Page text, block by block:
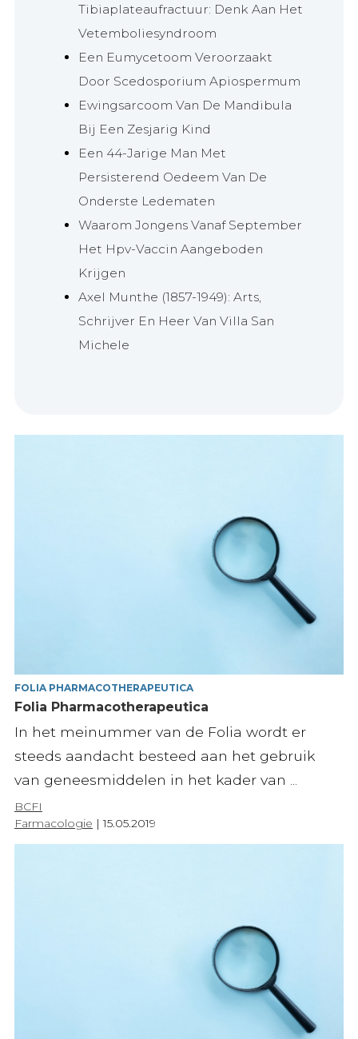
Tibiaplateaufractuur: Denk Aan Het
Vetemboliesyndroom
Een Eumycetoom Veroorzaakt
Door Scedosporium Apiospermum
Ewingsarcoom Van De Mandibula
Bij Een Zesjarig Kind
Een 44-Jarige Man Met
Persisterend Oedeem Van De
Onderste Ledematen
Waarom Jongens Vanaf September
Het Hpv-Vaccin Aangeboden
Krijgen
Axel Munthe (1857-1949): Arts,
Schrijver En Heer Van Villa San
Michele
FOLIA PHARMACOTHERAPEUTICA
Folia Pharmacotherapeutica
In het meinummer van de Folia wordt er
steeds aandacht besteed aan het gebruik
van geneesmiddelen in het kader van ...
BCFI
Farmacologie |15.05.2019